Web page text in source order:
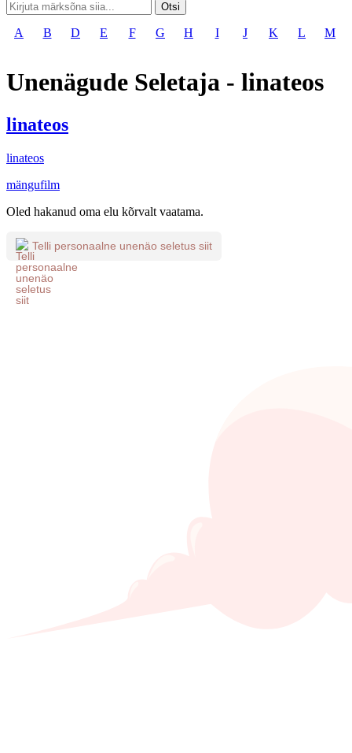
Otsi
A B D E F G H I J K L M
Unenägude Seletaja - linateos
linateos
linateos
mängufilm
Oled hakanud oma elu kõrvalt vaatama.
Telli personaalne unenäo seletus siit